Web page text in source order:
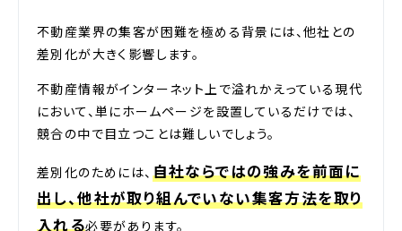
不動産業界の集客が困難を極める背景には、他社との
差別化が大きく影響します。
不動産情報がインターネット上で溢れかえっている現代
において、単にホームページを設置しているだけでは、
競合の中で目立つことは難しいでしょう。
差別化のためには、 自社ならではの強みを前面に
出し、他社が取り組んでいない集客方法を取り
入れる必要があります。